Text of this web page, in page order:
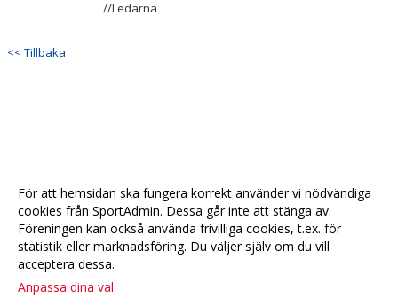
//Ledarna
<< Tillbaka
För att hemsidan ska fungera korrekt använder vi nödvändiga
cookies från SportAdmin. Dessa går inte att stänga av.
Föreningen kan också använda frivilliga cookies, t.ex. för
statistik eller marknadsföring. Du väljer själv om du vill
acceptera dessa.
Anpassa dina val